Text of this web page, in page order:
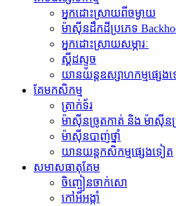
អ្នកដោះស្រាយពីចម្ងាយ
ម៉ាស៊ីន​ដឹក​ដី​ប្រភេទ
អ្នកដោះស្រាយសម្ភារៈ
ស្គីដស្ទូច
យានយន្តឧស្សាហកម្មផ្សេង
គែមកសិកម្ម
ត្រាក់ទ័រ
ម៉ាស៊ីនច្រូតកាត់ និង ម៉ាស៊ីន
ម៉ាស៊ីនបាញ់ថ្នាំ
យានយន្តកសិកម្មផ្សេងទៀត
សមាសធាតុ​គែម
ចិញ្ចៀនចាក់សោ
កៅអីអង្កាំ